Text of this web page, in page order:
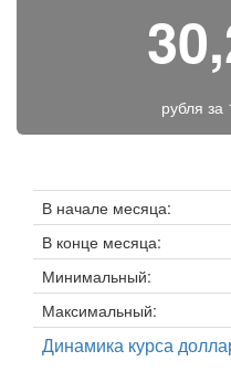
рубля за
В начале месяца:
В конце месяца:
Минимальный:
Максимальный:
Динамика курса